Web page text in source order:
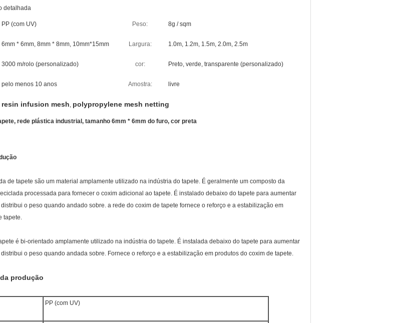
detalhada
PP (com UV) Peso: 8g / sqm
6mm * 6mm, 8mm * 8mm, 10mm*15mm Largura: 1.0m, 1.2m, 1.5m, 2.0m, 2.5m
3000 m/rolo (personalizado) cor: Preto, verde, transparente (personalizado)
pelo menos 10 anos Amostra: livre
resin infusion mesh, polypropylene mesh netting
rede plástica industrial, tamanho 6mm * 6mm do furo, cor preta
de tapete são um material amplamente utilizado na indústria do tapete. É geralmente um composto da
processada para fornecer o coxim adicional ao tapete. É instalado debaixo do tapete para aumentar
o peso quando andado sobre. a rede do coxim de tapete fornece o reforço e a estabilização em
tapete.
é bi-orientado amplamente utilizado na indústria do tapete. É instalada debaixo do tapete para aumentar
o peso quando andada sobre. Fornece o reforço e a estabilização em produtos do coxim de tapete.
produção
PP (com UV)